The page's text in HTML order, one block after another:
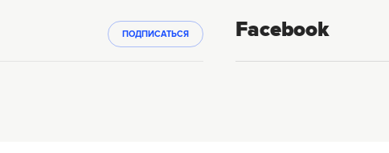
ПОДПИСАТЬСЯ Facebook